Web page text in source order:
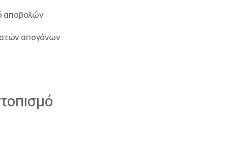
αποβολών
απογόνων